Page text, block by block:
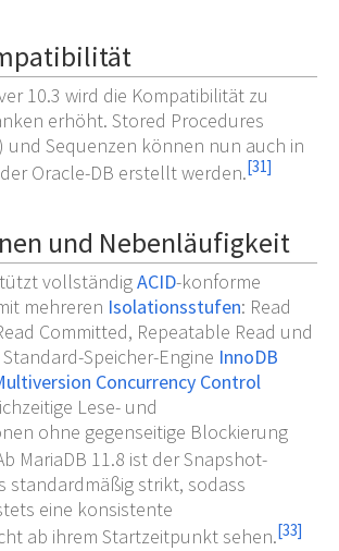
10.3 wird die Kompatibilität zu
erhöht. Stored Procedures
) und Sequenzen können nun auch in
Oracle-DB erstellt werden.[31]
und Nebenläufigkeit
vollständigACID-konforme
mehreren Isolationsstufen: Read
Committed, Repeatable Read und
Speicher-Engine InnoDB
Concurrency Control
Lese- und
ohne gegenseitige Blockierung
MariaDB 11.8 ist der Snapshot-
standardmäßig strikt, sodass
eine konsistente
ab ihrem Startzeitpunkt sehen.[33]